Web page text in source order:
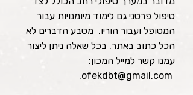
טיפול פרטני גם לימוד מיומנויות עבור
המטופל ועבור הוריו. מטבע הדברים לא
הכל כתוב באתר. בכל שאלה ניתן ליצור
עמנו קשר למייל המכון:
ofekdbt@gmail.com
.